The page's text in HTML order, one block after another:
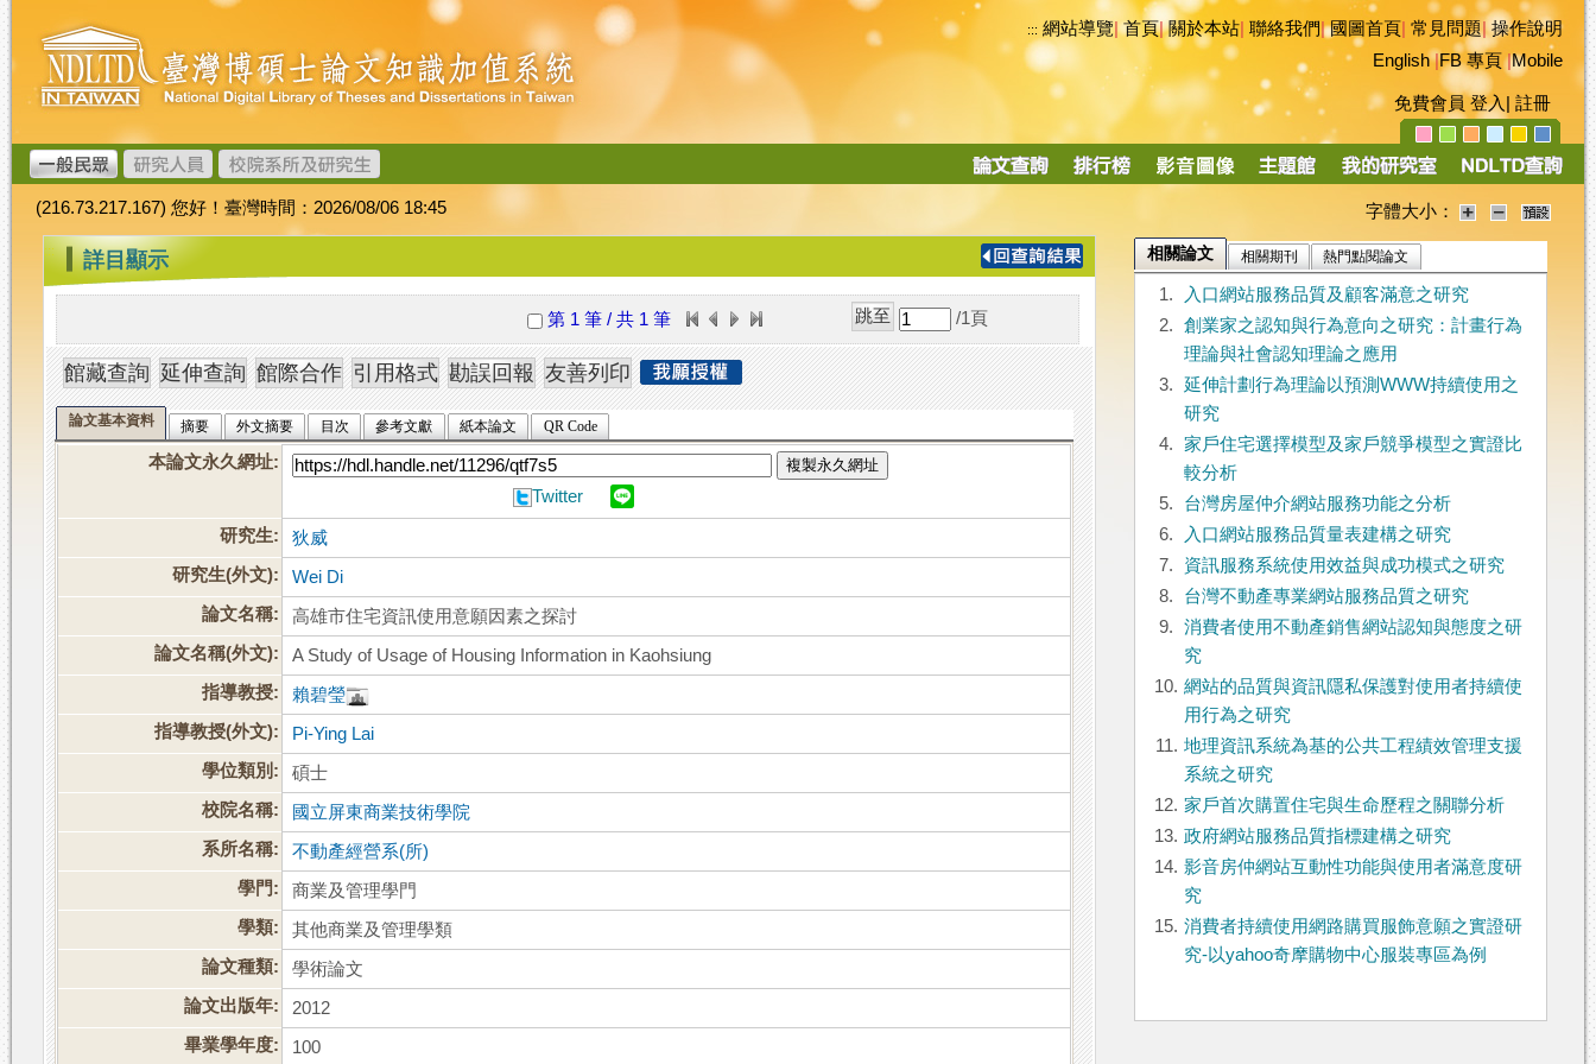
跳
到
主
要
內
容
臺
灣
博
碩
士
論
文
加
值
系
統
::: 網站導覽|首頁|關於本站 聯絡我們|國圖首頁 常見問題|操作說明
English|FB 專頁|Mobile
免費會員 登入 註冊
導
(216.73.217.167) 您好！臺灣時間：2026/08/06 18:45 字體大小：
::: 詳目顯示
第 1 筆 / 共 1 筆 /1 頁
論文基本資料 摘要 外文摘要 目次 參考文獻 紙本論文 QR Code
本論文永久網址: 複製永久網址
Twitter
研究生:
狄威
研究生(外文):
Wei Di
論文名稱:
高雄市住宅資訊使用意願因素之探討
論文名稱(外文):
A Study of Usage of Housing Information in Kaohsiung
指導教授:
賴碧瑩
指導教授(外文):
Pi-Ying Lai
學位類別:
碩士
校院名稱:
國立屏東商業技術學院
系所名稱:
不動產經營系(所)
學門:
商業及管理學門
學類:
其他商業及管理學類
論文種類:
學術論文
論文出版年:
2012
畢業學年度:
100
相關論文 相關期刊 熱門點閱論文
1.
入口網站服務品質及顧客滿意之研究
2.
創業家之認知與行為意向之研究：計畫行為
理論與社會認知理論之應用
3.
延伸計劃行為理論以預測WWW持續使用之
研究
4.
家戶住宅選擇模型及家戶競爭模型之實證比
較分析
5.
台灣房屋仲介網站服務功能之分析
6.
入口網站服務品質量表建構之研究
7.
資訊服務系統使用效益與成功模式之研究
8.
台灣不動產專業網站服務品質之研究
9.
消費者使用不動產銷售網站認知與態度之研
究
10. 網站的品質與資訊隱私保護對使用者持續使
用行為之研究
11. 地理資訊系統為基的公共工程績效管理支援
系統之研究
12. 家戶首次購置住宅與生命歷程之關聯分析
13. 政府網站服務品質指標建構之研究
14. 影音房仲網站互動性功能與使用者滿意度研
究
15. 消費者持續使用網路購買服飾意願之實證研
究-以yahoo奇摩購物中心服裝專區為例